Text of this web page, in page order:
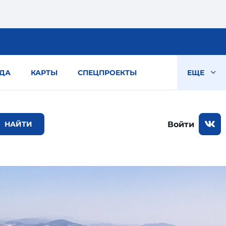
КАРТЫ СПЕЦПРОЕКТЫ ЕЩЕ
Войти